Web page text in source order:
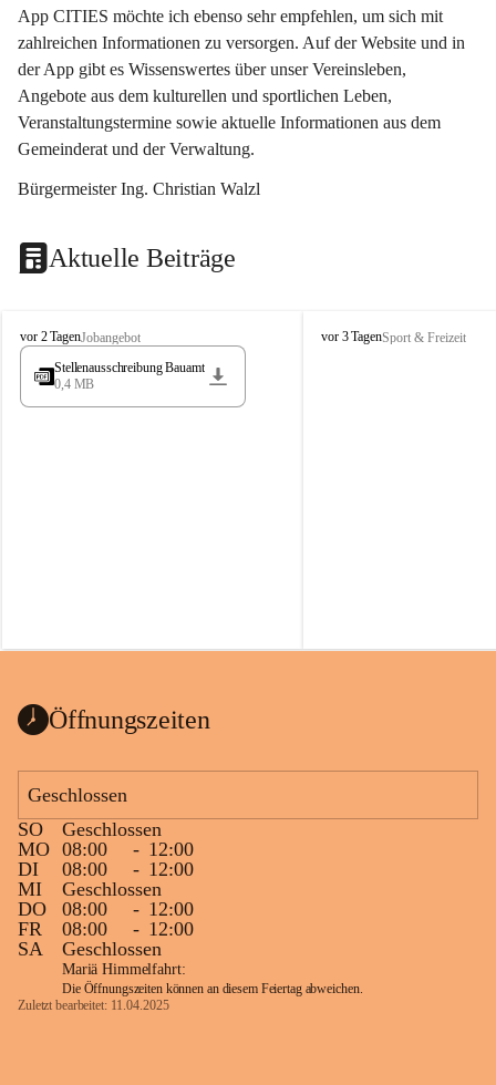
App CITIES möchte ich ebenso sehr empfehlen, um sich mit
zahlreichen Informationen zu versorgen. Auf der Website und in
der App gibt es Wissenswertes über unser Vereinsleben,
Angebote aus dem kulturellen und sportlichen Leben,
Veranstaltungstermine sowie aktuelle Informationen aus dem
Gemeinderat und der Verwaltung.
Bürgermeister Ing. Christian Walzl
Aktuelle Beiträge
S
t
s
vor 2 TagenJobangebot
Stellenausschreibung Bauamt
0,4 MB
S
vor 3 TagenSport & Freizeit
Öffnungszeiten
Geschlossen
SO
Geschlossen
MO 08:00 - 12:00
DI
08:00 - 12:00
MI
Geschlossen
DO
08:00 - 12:00
FR
08:00 - 12:00
SA
Geschlossen
Mariä Himmelfahrt:
Die Öffnungszeiten können an diesem Feiertag abweichen.
Zuletzt bearbeitet: 11.04.2025